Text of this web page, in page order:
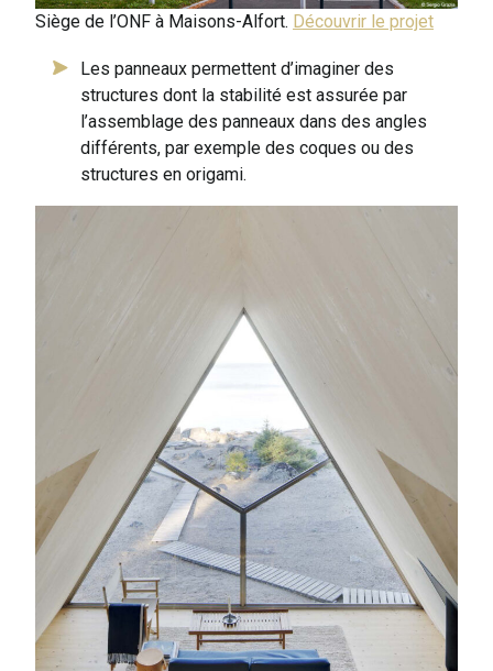
Siège de l’ONF à Maisons-Alfort. Découvrir le projet
Les panneaux permettent d’imaginer des
structures dont la stabilité est assurée par
l’assemblage des panneaux dans des angles
différents, par exemple des coques ou des
structures en origami.